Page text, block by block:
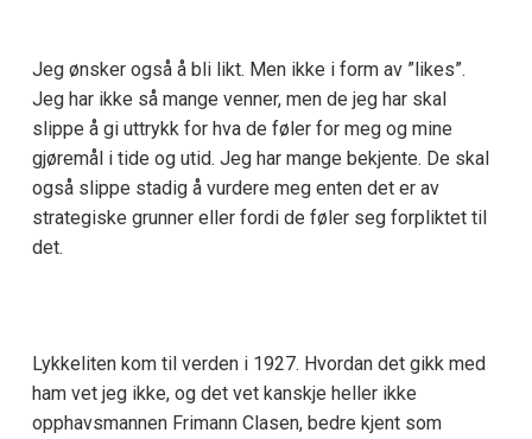
Jeg ønsker også å bli likt. Men ikke i form av ”likes”.
Jeg har ikke så mange venner, men de jeg har skal
slippe å gi uttrykk for hva de føler for meg og mine
gjøremål i tide og utid. Jeg har mange bekjente. De skal
også slippe stadig å vurdere meg enten det er av
strategiske grunner eller fordi de føler seg forpliktet til
det.
Lykkeliten kom til verden i 1927. Hvordan det gikk med
ham vet jeg ikke, og det vet kanskje heller ikke
opphavsmannen Frimann Clasen, bedre kjent som